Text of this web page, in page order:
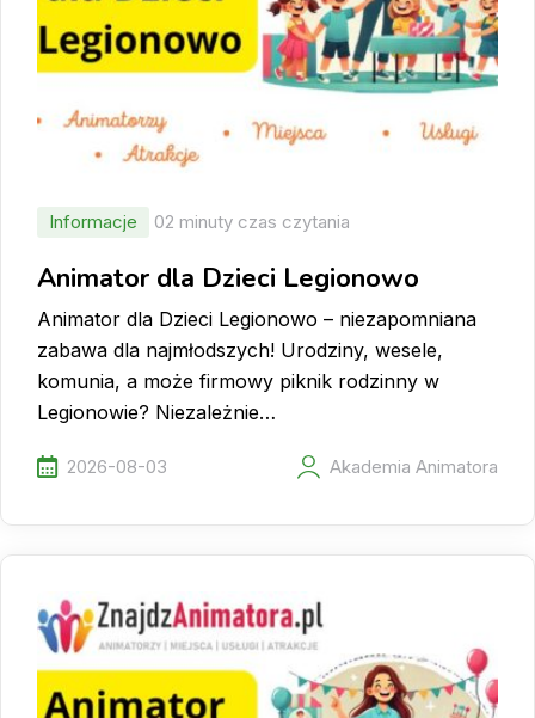
Informacje 02 minuty czas czytania
Animator dla Dzieci Legionowo
Animator dla Dzieci Legionowo – niezapomniana
zabawa dla najmłodszych! Urodziny, wesele,
komunia, a może firmowy piknik rodzinny w
Legionowie? Niezależnie…
2026-08-03 Akademia Animatora